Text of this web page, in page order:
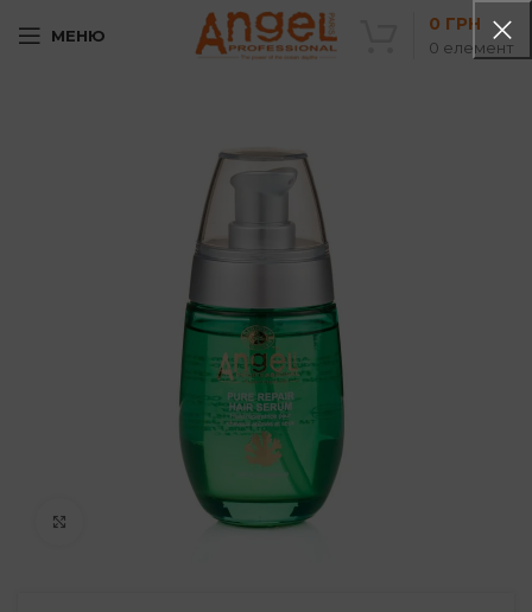
МЕНЮ
0 елемент
0 ГРН
Клацніть, щоб збільшити